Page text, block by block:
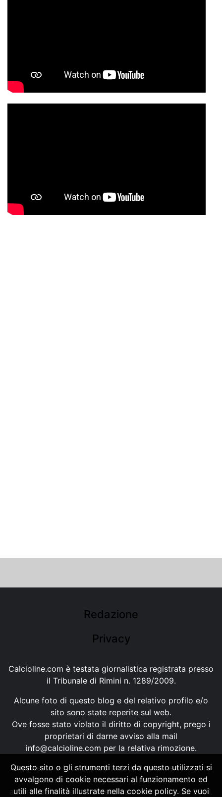
Redazione
Privacy
Calcioline.com è testata giornalistica registrata presso
il Tribunale di Rimini n. 1289/2009.
Alcune foto di questo blog e del relativo profilo e/o
sito sono state reperite sul web.
Ove fosse stato violato il diritto di copyright, prego i
proprietari di darne avviso alla mail
info@calcioline.com per la relativa rimozione.
Ogni testo e foto di proprietà di Calcioline.com non
possono essere copiati o riprodotti, senza
autorizzazione, ai sensi della normativa n.29 del 2001.
Questo sito o gli strumenti terzi da questo utilizzati si
avvalgono di cookie necessari al funzionamento ed
utili alle finalità illustrate nella cookie policy. Se vuoi